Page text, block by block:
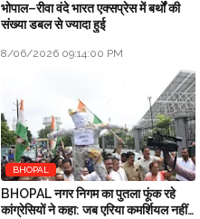
भोपाल–रीवा वंदे भारत एक्सप्रेस में बर्थों की
संख्या डबल से ज्यादा हुई
8/06/2026 09:14:00 PM
BHOPAL
BHOPAL नगर निगम का पुतला फूंक रहे
कांग्रेसियों ने कहा: जब एरिया कमर्शियल नहीं